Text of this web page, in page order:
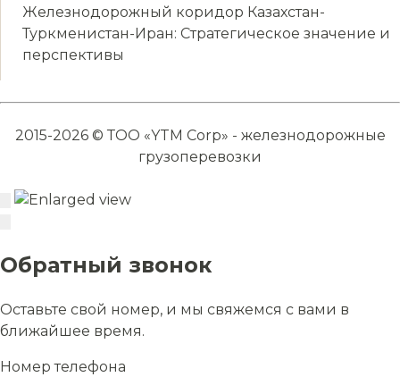
Железнодорожный коридор Казахстан-
Туркменистан-Иран: Стратегическое значение и
перспективы
2015-2026 © ТОО «YTM Corp» - железнодорожные
грузоперевозки
Обратный звонок
Оставьте свой номер, и мы свяжемся с вами в
ближайшее время.
Номер телефона